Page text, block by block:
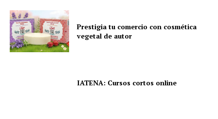
Prestigia tu comercio con cosmética
vegetal de autor
IATENA: Cursos cortos online